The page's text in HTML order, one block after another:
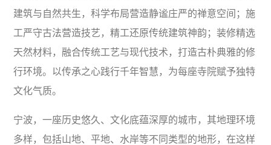
建筑与自然共生，科学布局营造静谧庄严的禅意空间；施
工严守古法营造技艺，精工还原传统建筑神韵；装修精选
天然材料，融合传统工艺与现代技术，打造古朴典雅的修
行环境。以传承之心践行千年智慧，为每座寺院赋予独特
文化气质。
宁波，一座历史悠久、文化底蕴深厚的城市，其地理环境
多样，包括山地、平地、水岸等不同类型的地形，在这样